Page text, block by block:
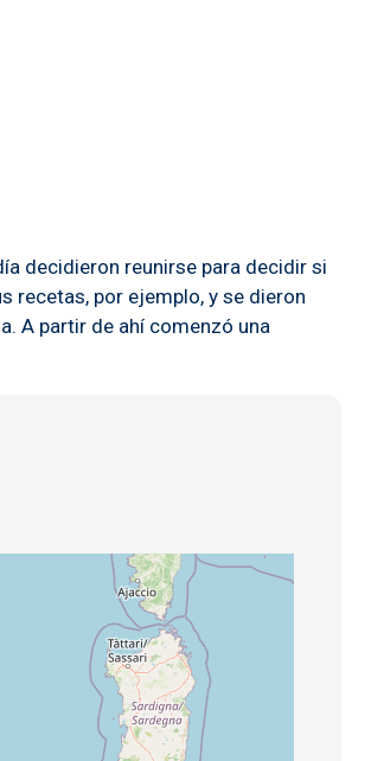
decidieron reunirse para decidir si
recetas, por ejemplo, y se dieron
A partir de ahí comenzó una